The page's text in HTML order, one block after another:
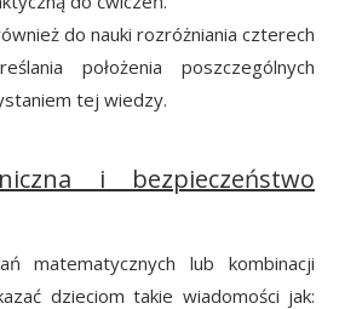
do nauki rozróżniania czterech
położenia poszczególnych
tej wiedzy.
i bezpieczeństwo
matematycznych lub kombinacji
dzieciom takie wiadomości jak: